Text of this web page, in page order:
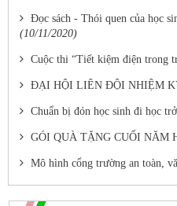
Đọc sách - Thói quen của học
(10/11/2020)
Cuộc thi “Tiết kiệm điện trong
ĐẠI HỘI LIÊN ĐỘI NHIỆM
Chuẩn bị đón học sinh đi học
GÓI QUÀ TẶNG CUỐI NĂM
Mô hình cổng trường an toàn,